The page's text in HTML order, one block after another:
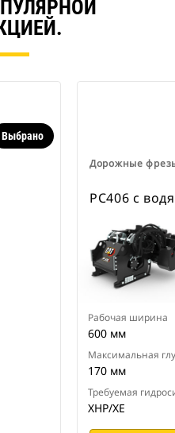
Выбрано
Дорожные
PC406 с
Рабочая ширина
600 мм
Максимальная
170 мм
Требуемая
XHP/XE